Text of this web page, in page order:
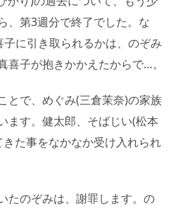
、第3週分で終了でした。な
に引き取られるかは、のぞみ
喜子が抱きかかえたからで…。
とで、めぐみ(三倉茉奈)の家族
ます。健太郎、そばじい(松本
た事をなかなか受け入れられ
たのぞみは、謝罪します。の